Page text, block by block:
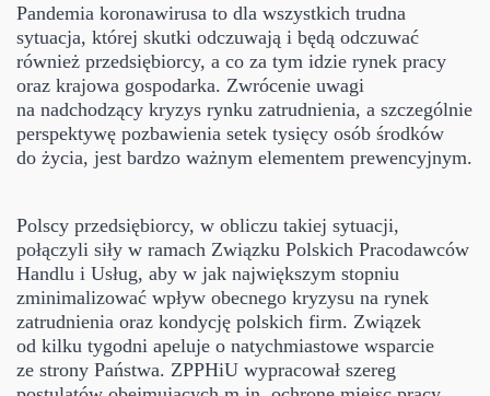
Pandemia koronawirusa to dla wszystkich trudna
sytuacja, której skutki odczuwają i będą odczuwać
również przedsiębiorcy, a co za tym idzie rynek pracy
oraz krajowa gospodarka. Zwrócenie uwagi
na nadchodzący kryzys rynku zatrudnienia, a szczególnie
perspektywę pozbawienia setek tysięcy osób środków
do życia, jest bardzo ważnym elementem prewencyjnym.
Polscy przedsiębiorcy, w obliczu takiej sytuacji,
połączyli siły w ramach Związku Polskich Pracodawców
Handlu i Usług, aby w jak największym stopniu
zminimalizować wpływ obecnego kryzysu na rynek
zatrudnienia oraz kondycję polskich firm. Związek
od kilku tygodni apeluje o natychmiastowe wsparcie
ze strony Państwa. ZPPHiU wypracował szereg